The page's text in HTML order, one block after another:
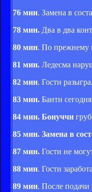
76 мин. Замена в
78 мин. Два в два
80 мин. По прежнему
81 мин. Ледесма
82 мин. Гости
83 мин. Банти
84 мин. Бонуччи
85 мин. Замена в
87 мин. Гости не
88 мин. Гости
89 мин. После подачи